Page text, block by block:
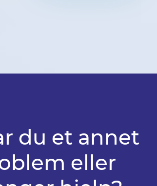
du et annet
eller